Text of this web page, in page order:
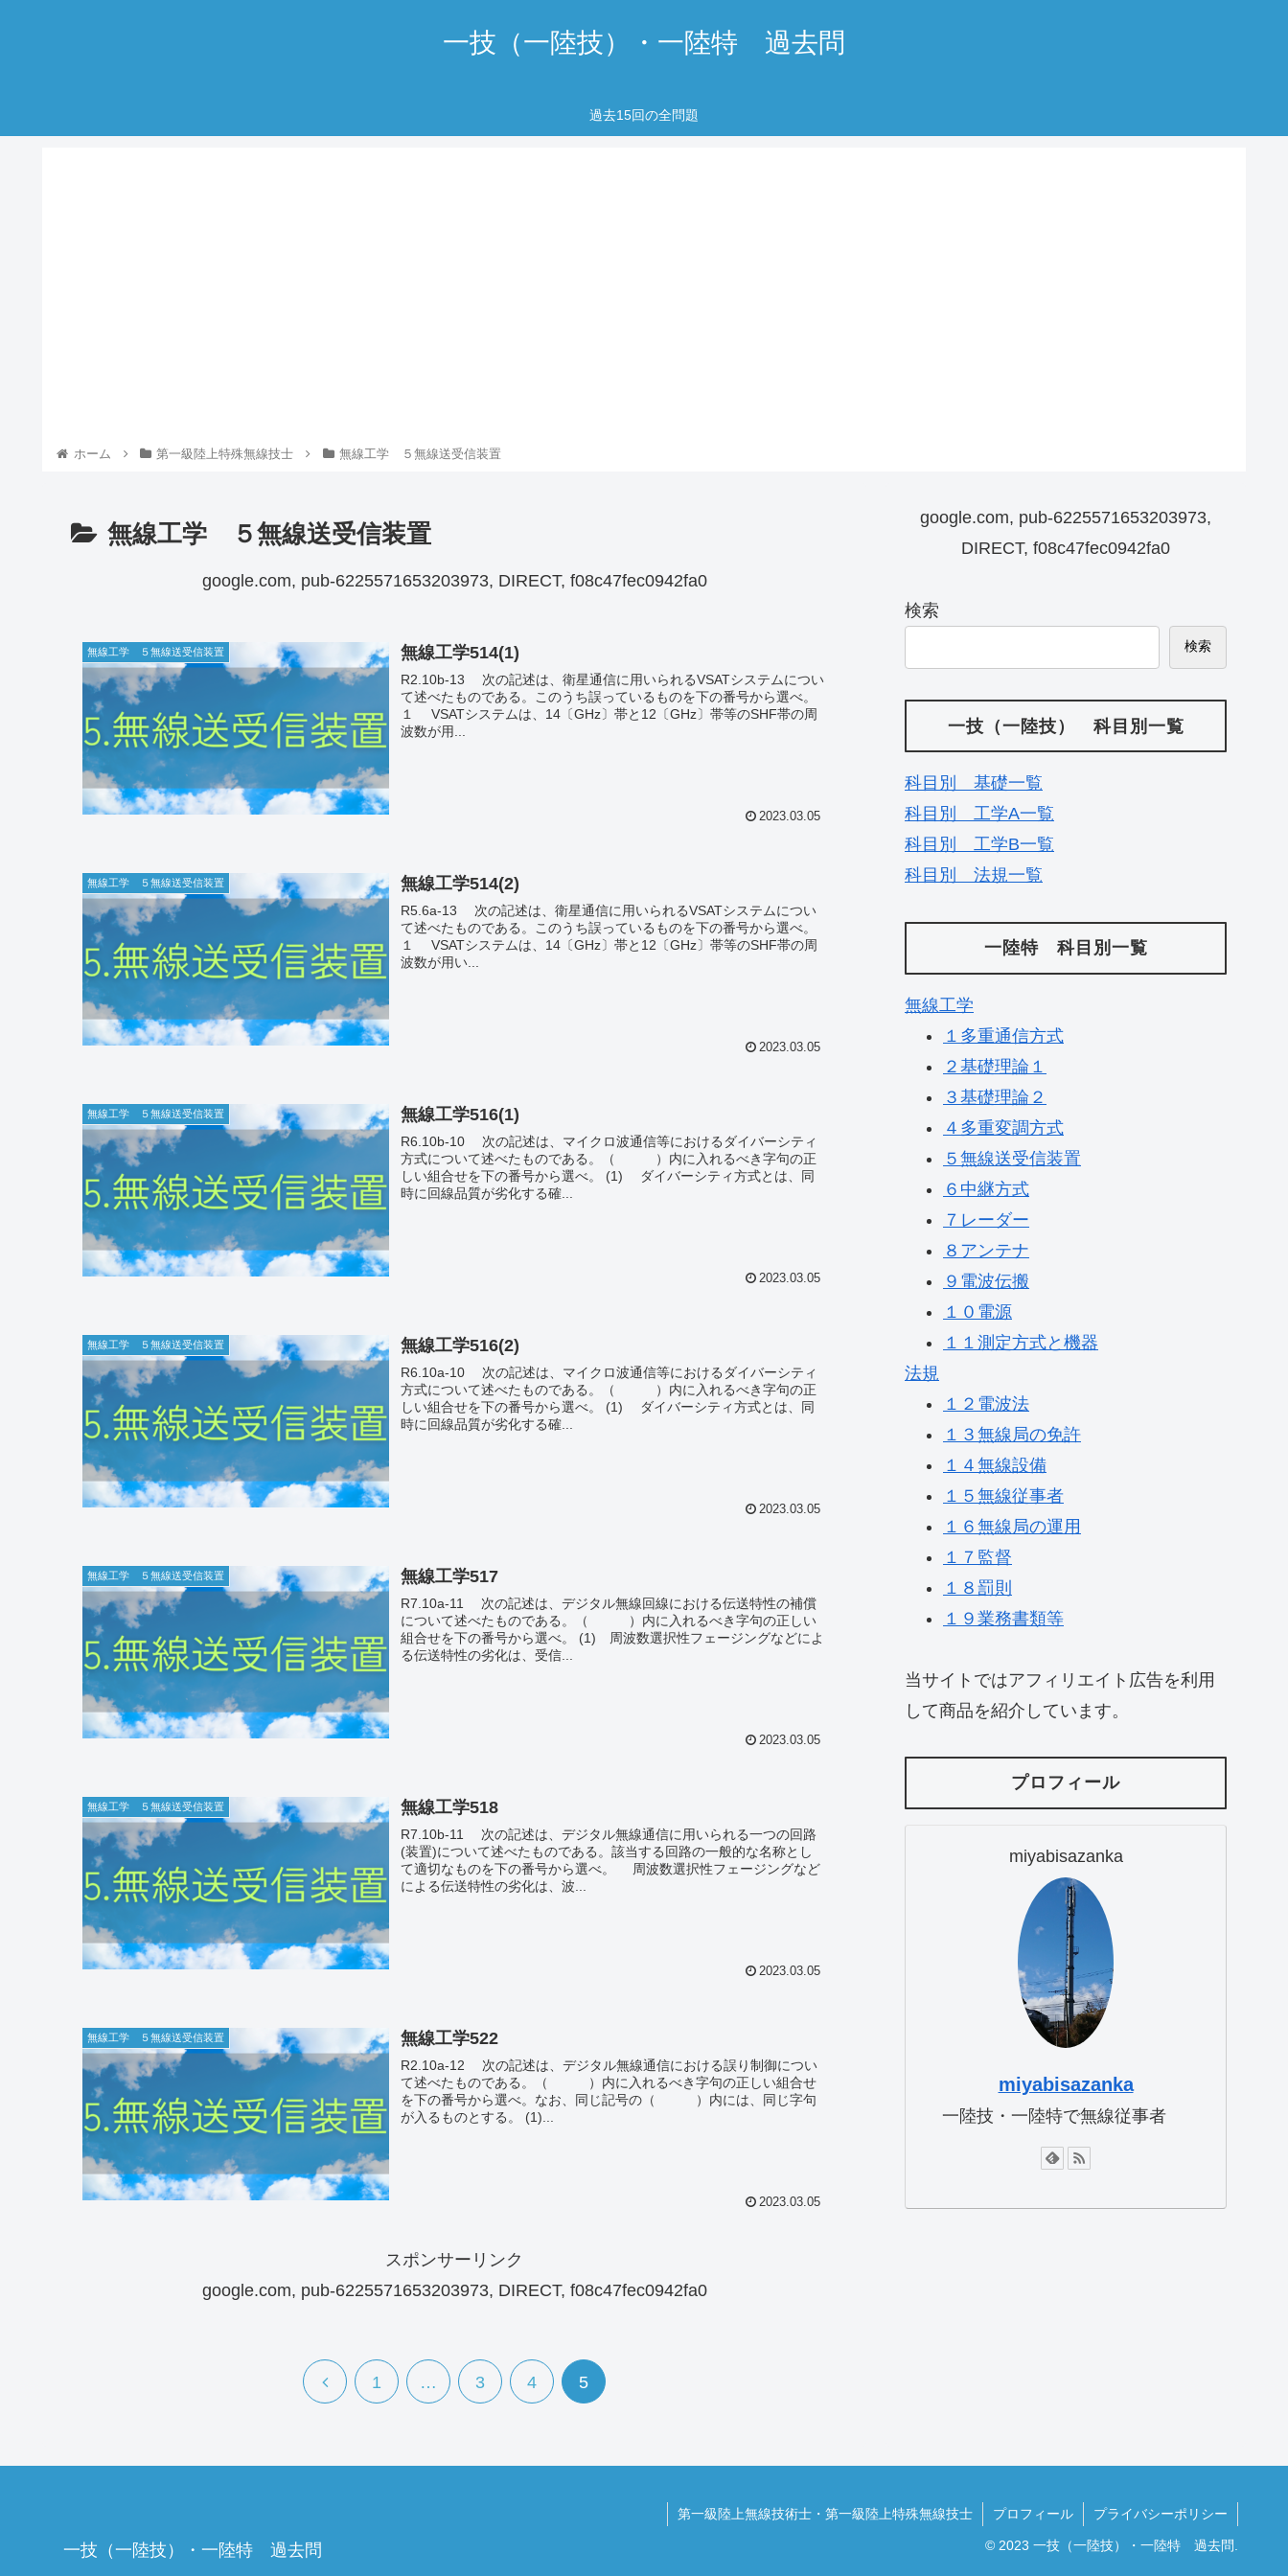
一技（一陸技）・一陸特 過去問
過去15回の全問題
ホーム 第一級陸上特殊無線技士 無線工学 ５無線送受信装置
無線工学 ５無線送受信装置
google.com, pub-6225571653203973, DIRECT, f08c47fec0942fa0
無線工学 ５無線送受信装置 無線工学514(1)
R2.10b-13 次の記述は、衛星通信に用いられるVSATシステムについ
て述べたものである。このうち誤っているものを下の番号から選べ。
１ VSATシステムは、14〔GHz〕帯と12〔GHz〕帯等のSHF帯の周
波数が用...
2023.03.05
無線工学 ５無線送受信装置 無線工学514(2)
R5.6a-13 次の記述は、衛星通信に用いられるVSATシステムについ
て述べたものである。このうち誤っているものを下の番号から選べ。
１ VSATシステムは、14〔GHz〕帯と12〔GHz〕帯等のSHF帯の周
波数が用い...
2023.03.05
無線工学 ５無線送受信装置 無線工学516(1)
R6.10b-10 次の記述は、マイクロ波通信等におけるダイバーシティ
方式について述べたものである。（ ）内に入れるべき字句の正
しい組合せを下の番号から選べ。 (1) ダイバーシティ方式とは、同
時に回線品質が劣化する確...
2023.03.05
無線工学 ５無線送受信装置 無線工学516(2)
R6.10a-10 次の記述は、マイクロ波通信等におけるダイバーシティ
方式について述べたものである。（ ）内に入れるべき字句の正
しい組合せを下の番号から選べ。 (1) ダイバーシティ方式とは、同
時に回線品質が劣化する確...
2023.03.05
無線工学 ５無線送受信装置 無線工学517
R7.10a-11 次の記述は、デジタル無線回線における伝送特性の補償
について述べたものである。（ ）内に入れるべき字句の正しい
組合せを下の番号から選べ。 (1) 周波数選択性フェージングなどによ
る伝送特性の劣化は、受信...
2023.03.05
無線工学 ５無線送受信装置 無線工学518
R7.10b-11 次の記述は、デジタル無線通信に用いられる一つの回路
(装置)について述べたものである。該当する回路の一般的な名称とし
て適切なものを下の番号から選べ。 周波数選択性フェージングなど
による伝送特性の劣化は、波...
2023.03.05
無線工学 ５無線送受信装置 無線工学522
R2.10a-12 次の記述は、デジタル無線通信における誤り制御につい
て述べたものである。（ ）内に入れるべき字句の正しい組合せ
を下の番号から選べ。なお、同じ記号の（ ）内には、同じ字句
が入るものとする。 (1)...
2023.03.05
スポンサーリンク
google.com, pub-6225571653203973, DIRECT, f08c47fec0942fa0
1 … 3 4 5
google.com, pub-6225571653203973,
DIRECT, f08c47fec0942fa0
検索
検索
一技（一陸技） 科目別一覧
科目別 基礎一覧
科目別 工学A一覧
科目別 工学B一覧
科目別 法規一覧
一陸特 科目別一覧
無線工学
１多重通信方式
２基礎理論１
３基礎理論２
４多重変調方式
５無線送受信装置
６中継方式
７レーダー
８アンテナ
９電波伝搬
１０電源
１１測定方式と機器
法規
１２電波法
１３無線局の免許
１４無線設備
１５無線従事者
１６無線局の運用
１７監督
１８罰則
１９業務書類等
当サイトではアフィリエイト広告を利用
して商品を紹介しています。
プロフィール
miyabisazanka
miyabisazanka
一陸技・一陸特で無線従事者
一技（一陸技）・一陸特 過去問
第一級陸上無線技術士・第一級陸上特殊無線技士 プロフィール プライバシーポリシー
© 2023 一技（一陸技）・一陸特 過去問.